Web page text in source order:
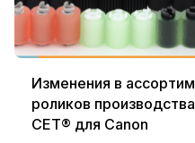
Изменения в
роликов производства
СЕТ® для Canon